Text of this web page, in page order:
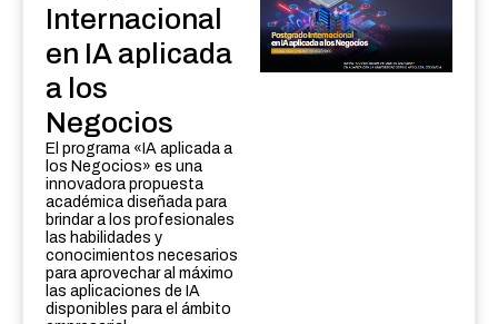
Internacional
en IA aplicada
a los
Negocios
El programa «IA aplicada a
los Negocios» es una
innovadora propuesta
académica diseñada para
brindar a los profesionales
las habilidades y
conocimientos necesarios
para aprovechar al máximo
las aplicaciones de IA
disponibles para el ámbito